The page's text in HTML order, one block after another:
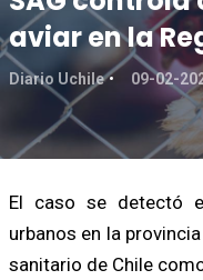
aviar en la
Diario Uchile 09-02-
El caso se detectó
urbanos en la
sanitario de Chile